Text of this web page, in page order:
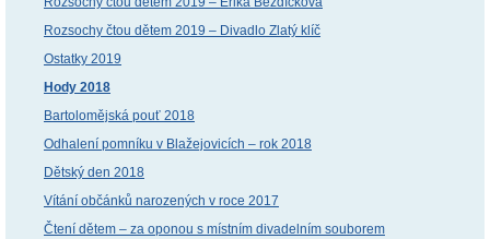
Rozsochy čtou dětem 2019 – Divadlo Zlatý klíč
Ostatky 2019
Hody 2018
Bartolomějská pouť 2018
Odhalení pomníku v Blažejovicích – rok 2018
Dětský den 2018
Vítání občánků narozených v roce 2017
Čtení dětem – za oponou s místním divadelním souborem